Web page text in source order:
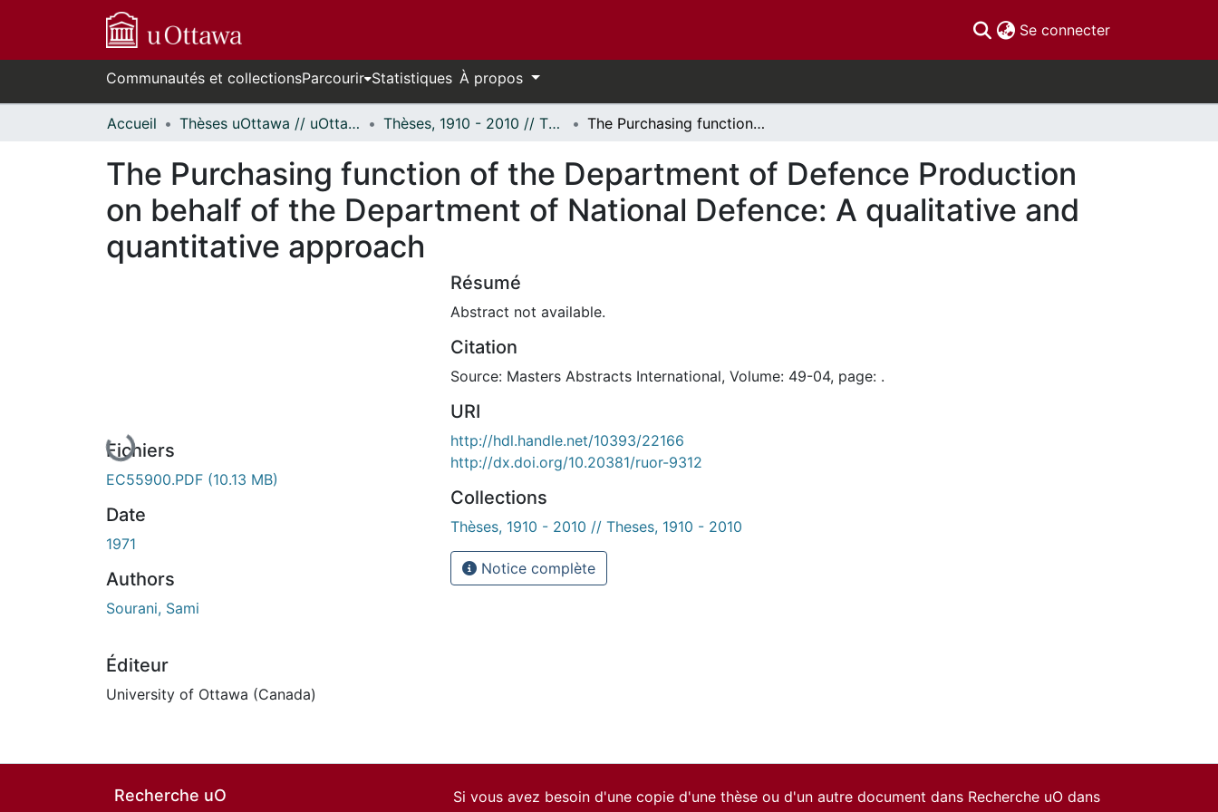
Se connecter(current)
Communautés et collectionsParcourir Statistiques À propos
Accueil Thèses uOttawa // uOttawa Theses Thèses, 1910 - 2010 // Theses, 1910 - 2010 The Purchasing function of the Department of Defence Production on behalf of the Department of National Defence: A qualitative and quantitative approach
The Purchasing function of the Department of Defence Production
on behalf of the Department of National Defence: A qualitative and
quantitative approach
En cours de chargement...
Fichiers
EC55900.PDF (10.13 MB)
Date
1971
Authors
Sourani, Sami
Éditeur
University of Ottawa (Canada)
Résumé
Abstract not available.
Citation
Source: Masters Abstracts International, Volume: 49-04, page: .
URI
http://hdl.handle.net/10393/22166
http://dx.doi.org/10.20381/ruor-9312
Collections
Thèses, 1910 - 2010 // Theses, 1910 - 2010
Notice complète
Recherche uO
Si vous avez besoin d'une copie d'une thèse ou d'un autre document dans Recherche uO dans